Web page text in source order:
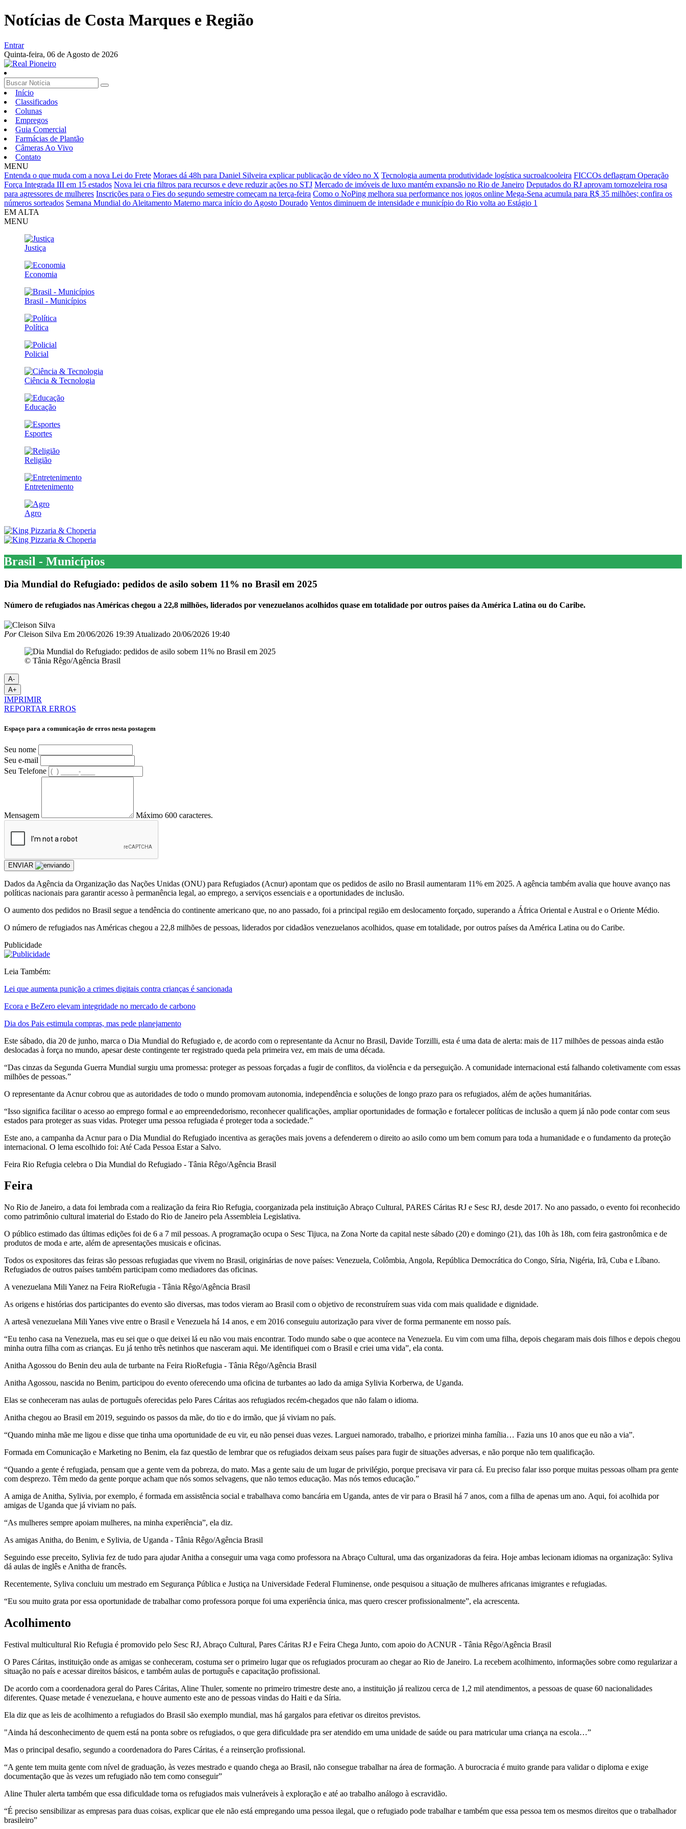
Notícias de Costa Marques e Região
Entrar
Quinta-feira, 06 de Agosto de 2026
Início
Classificados
Colunas
Empregos
Guia Comercial
Farmácias de Plantão
Câmeras Ao Vivo
Contato
MENU
Entenda o que muda com a nova Lei do Frete Moraes dá 48h para Daniel Silveira explicar publicação de vídeo no X Tecnologia aumenta produtividade logística sucroalcooleira FICCOs deflagram Operação
Força Integrada III em 15 estados Nova lei cria filtros para recursos e deve reduzir ações no STJ Mercado de imóveis de luxo mantém expansão no Rio de Janeiro Deputados do RJ aprovam tornozeleira rosa
para agressores de mulheres Inscrições para o Fies do segundo semestre começam na terça-feira Como o NoPing melhora sua performance nos jogos online Mega-Sena acumula para R$ 35 milhões; confira os
números sorteados Semana Mundial do Aleitamento Materno marca início do Agosto Dourado Ventos diminuem de intensidade e município do Rio volta ao Estágio 1
EM ALTA
MENU
Justiça
Economia
Brasil - Municípios
Política
Policial
Ciência & Tecnologia
Educação
Esportes
Religião
Entretenimento
Agro
Brasil - Municípios
Dia Mundial do Refugiado: pedidos de asilo sobem 11% no Brasil em 2025
Número de refugiados nas Américas chegou a 22,8 milhões, liderados por venezuelanos acolhidos quase em totalidade por outros países da América Latina ou do Caribe.
PorCleison Silva Em 20/06/2026 19:39 Atualizado 20/06/2026 19:40
© Tânia Rêgo/Agência Brasil
A-
A+
IMPRIMIR
REPORTAR ERROS
Espaço para a comunicação de erros nesta postagem
Seu nome
Seu e-mail
Seu Telefone
Mensagem Máximo 600 caracteres.
ENVIAR
Dados da Agência da Organização das Nações Unidas (ONU) para Refugiados (Acnur) apontam que os pedidos de asilo no Brasil aumentaram 11% em 2025. A agência também avalia que houve avanço nas
políticas nacionais para garantir acesso à permanência legal, ao emprego, a serviços essenciais e a oportunidades de inclusão.
O aumento dos pedidos no Brasil segue a tendência do continente americano que, no ano passado, foi a principal região em deslocamento forçado, superando a África Oriental e Austral e o Oriente Médio.
O número de refugiados nas Américas chegou a 22,8 milhões de pessoas, liderados por cidadãos venezuelanos acolhidos, quase em totalidade, por outros países da América Latina ou do Caribe.
Publicidade
Leia Também:
Lei que aumenta punição a crimes digitais contra crianças é sancionada
Ecora e BeZero elevam integridade no mercado de carbono
Dia dos Pais estimula compras, mas pede planejamento
Este sábado, dia 20 de junho, marca o Dia Mundial do Refugiado e, de acordo com o representante da Acnur no Brasil, Davide Torzilli, esta é uma data de alerta: mais de 117 milhões de pessoas ainda estão
deslocadas à força no mundo, apesar deste contingente ter registrado queda pela primeira vez, em mais de uma década.
“Das cinzas da Segunda Guerra Mundial surgiu uma promessa: proteger as pessoas forçadas a fugir de conflitos, da violência e da perseguição. A comunidade internacional está falhando coletivamente com essas
milhões de pessoas.”
O representante da Acnur cobrou que as autoridades de todo o mundo promovam autonomia, independência e soluções de longo prazo para os refugiados, além de ações humanitárias.
“Isso significa facilitar o acesso ao emprego formal e ao empreendedorismo, reconhecer qualificações, ampliar oportunidades de formação e fortalecer políticas de inclusão a quem já não pode contar com seus
estados para proteger as suas vidas. Proteger uma pessoa refugiada é proteger toda a sociedade.”
Este ano, a campanha da Acnur para o Dia Mundial do Refugiado incentiva as gerações mais jovens a defenderem o direito ao asilo como um bem comum para toda a humanidade e o fundamento da proteção
internacional. O lema escolhido foi: Até Cada Pessoa Estar a Salvo.
Feira Rio Refugia celebra o Dia Mundial do Refugiado - Tânia Rêgo/Agência Brasil
Feira
No Rio de Janeiro, a data foi lembrada com a realização da feira Rio Refugia, coorganizada pela instituição Abraço Cultural, PARES Cáritas RJ e Sesc RJ, desde 2017. No ano passado, o evento foi reconhecido
como patrimônio cultural imaterial do Estado do Rio de Janeiro pela Assembleia Legislativa.
O público estimado das últimas edições foi de 6 a 7 mil pessoas. A programação ocupa o Sesc Tijuca, na Zona Norte da capital neste sábado (20) e domingo (21), das 10h às 18h, com feira gastronômica e de
produtos de moda e arte, além de apresentações musicais e oficinas.
Todos os expositores das feiras são pessoas refugiadas que vivem no Brasil, originárias de nove países: Venezuela, Colômbia, Angola, República Democrática do Congo, Síria, Nigéria, Irã, Cuba e Líbano.
Refugiados de outros países também participam como mediadores das oficinas.
A venezuelana Mili Yanez na Feira RioRefugia - Tânia Rêgo/Agência Brasil
As origens e histórias dos participantes do evento são diversas, mas todos vieram ao Brasil com o objetivo de reconstruírem suas vida com mais qualidade e dignidade.
A artesã venezuelana Mili Yanes vive entre o Brasil e Venezuela há 14 anos, e em 2016 conseguiu autorização para viver de forma permanente em nosso país.
“Eu tenho casa na Venezuela, mas eu sei que o que deixei lá eu não vou mais encontrar. Todo mundo sabe o que acontece na Venezuela. Eu vim com uma filha, depois chegaram mais dois filhos e depois chegou
minha outra filha com as crianças. Eu já tenho três netinhos que nasceram aqui. Me identifiquei com o Brasil e criei uma vida”, ela conta.
Anitha Agossou do Benin deu aula de turbante na Feira RioRefugia - Tânia Rêgo/Agência Brasil
Anitha Agossou, nascida no Benim, participou do evento oferecendo uma oficina de turbantes ao lado da amiga Sylivia Korberwa, de Uganda.
Elas se conheceram nas aulas de português oferecidas pelo Pares Cáritas aos refugiados recém-chegados que não falam o idioma.
Anitha chegou ao Brasil em 2019, seguindo os passos da mãe, do tio e do irmão, que já viviam no país.
“Quando minha mãe me ligou e disse que tinha uma oportunidade de eu vir, eu não pensei duas vezes. Larguei namorado, trabalho, e priorizei minha família… Fazia uns 10 anos que eu não a via”.
Formada em Comunicação e Marketing no Benim, ela faz questão de lembrar que os refugiados deixam seus países para fugir de situações adversas, e não porque não tem qualificação.
“Quando a gente é refugiada, pensam que a gente vem da pobreza, do mato. Mas a gente saiu de um lugar de privilégio, porque precisava vir para cá. Eu preciso falar isso porque muitas pessoas olham pra gente
com desprezo. Têm medo da gente porque acham que nós somos selvagens, que não temos educação. Mas nós temos educação.”
A amiga de Anitha, Sylivia, por exemplo, é formada em assistência social e trabalhava como bancária em Uganda, antes de vir para o Brasil há 7 anos, com a filha de apenas um ano. Aqui, foi acolhida por
amigas de Uganda que já viviam no país.
“As mulheres sempre apoiam mulheres, na minha experiência”, ela diz.
As amigas Anitha, do Benim, e Sylivia, de Uganda - Tânia Rêgo/Agência Brasil
Seguindo esse preceito, Sylivia fez de tudo para ajudar Anitha a conseguir uma vaga como professora na Abraço Cultural, uma das organizadoras da feira. Hoje ambas lecionam idiomas na organização: Syliva
dá aulas de inglês e Anitha de francês.
Recentemente, Syliva concluiu um mestrado em Segurança Pública e Justiça na Universidade Federal Fluminense, onde pesquisou a situação de mulheres africanas imigrantes e refugiadas.
“Eu sou muito grata por essa oportunidade de trabalhar como professora porque foi uma experiência única, mas quero crescer profissionalmente”, ela acrescenta.
Acolhimento
Festival multicultural Rio Refugia é promovido pelo Sesc RJ, Abraço Cultural, Pares Cáritas RJ e Feira Chega Junto, com apoio do ACNUR - Tânia Rêgo/Agência Brasil
O Pares Cáritas, instituição onde as amigas se conheceram, costuma ser o primeiro lugar que os refugiados procuram ao chegar ao Rio de Janeiro. La recebem acolhimento, informações sobre como regularizar a
situação no país e acessar direitos básicos, e também aulas de português e capacitação profissional.
De acordo com a coordenadora geral do Pares Cáritas, Aline Thuler, somente no primeiro trimestre deste ano, a instituição já realizou cerca de 1,2 mil atendimentos, a pessoas de quase 60 nacionalidades
diferentes. Quase metade é venezuelana, e houve aumento este ano de pessoas vindas do Haiti e da Síria.
Ela diz que as leis de acolhimento a refugiados do Brasil são exemplo mundial, mas há gargalos para efetivar os direitos previstos.
"Ainda há desconhecimento de quem está na ponta sobre os refugiados, o que gera dificuldade pra ser atendido em uma unidade de saúde ou para matricular uma criança na escola…”
Mas o principal desafio, segundo a coordenadora do Pares Cáritas, é a reinserção profissional.
“A gente tem muita gente com nível de graduação, às vezes mestrado e quando chega ao Brasil, não consegue trabalhar na área de formação. A burocracia é muito grande para validar o diploma e exige
documentação que às vezes um refugiado não tem como conseguir”
Aline Thuler alerta também que essa dificuldade torna os refugiados mais vulneráveis à exploração e até ao trabalho análogo à escravidão.
“É preciso sensibilizar as empresas para duas coisas, explicar que ele não está empregando uma pessoa ilegal, que o refugiado pode trabalhar e também que essa pessoa tem os mesmos direitos que o trabalhador
brasileiro”